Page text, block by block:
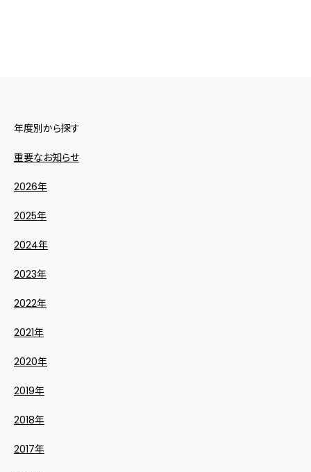
年度別から探す
重要なお知らせ
2026年
2025年
2024年
2023年
2022年
2021年
2020年
2019年
2018年
2017年